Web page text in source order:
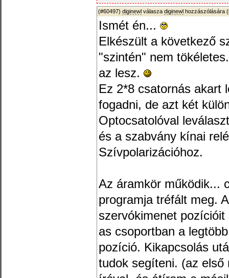
(#60497) diginewl válasza diginewl hozzászólására (
Ismét én...
Elkészült a következő
"szintén" nem
az lesz.
Ez 2*8 csatornás akart
fogadni, de azt két
Optocsatolóval
és a szabvány kínai
Szívpolarizációhoz.
Az áramkör működik...
programja tréfált meg.
szervókimenet
as csoportban a
pozíció. Kikapcsolás
tudok segíteni. (az első